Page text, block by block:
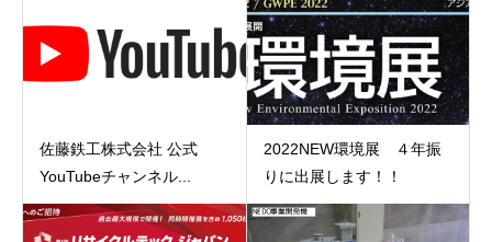
佐藤鉄工株式会社 公式
YouTubeチャンネル...
2022NEW環境展 ４年振
りに出展します！！